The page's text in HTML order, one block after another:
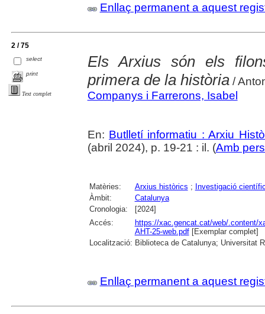
Enllaç permanent a aquest
2 / 75
select
print
Text complet
Els Arxius són els
primera de la història/
Companys i Farrerons, Isabel
En: Butlletí informatiu : Arxiu
(abril 2024), p. 19-21 : il. (Amb
Matèries: Arxius històrics ; Investigació
Àmbit:
Catalunya
Cronologia:
[2024]
Accés:
https://xac.gencat.cat/web/.content/
AHT-25-web.pdf[Exemplar complet]
Localització: Biblioteca de Catalunya; Universitat
Enllaç permanent a aquest